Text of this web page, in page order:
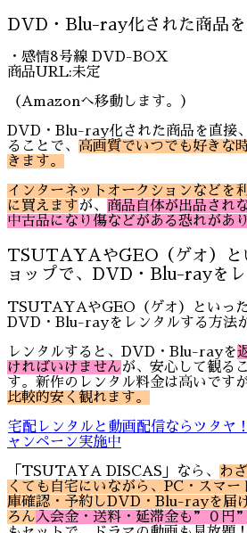
DVD・Blu-ray化された商品を
・感情8号線 DVD-BOX
商品URL:未定
（Amazonへ移動します。）
DVD・Blu-ray化された商品を直接
ることで、 高画質でいつでも好きな
きます。
インターネットオークションなどを
に買えますが、 商品自体が出品され
中古品になり傷などがある恐れがあり
TSUTAYAやGEO（ゲオ）と
ョップで、DVD・Blu-rayをレ
TSUTAYAやGEO（ゲオ）といった
DVD・Blu-rayをレンタルする方法
レンタルすると、DVD・Blu-rayを
ければいけませんが、安心して観る
す。新作のレンタル料金は高いですが
比較的安く観れます。
宅配レンタルと動画配信ならツタヤ
ャンペーン実施中
「TSUTAYA DISCAS」なら、 わ
くても自宅にいながら、PC・スマ
庫確認・予約しDVD・Blu-rayを届
ろん入会金・送料・延滞金も”０円